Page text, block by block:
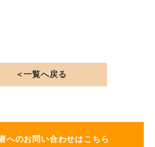
＜一覧へ戻る
へのお問い合わせはこちら